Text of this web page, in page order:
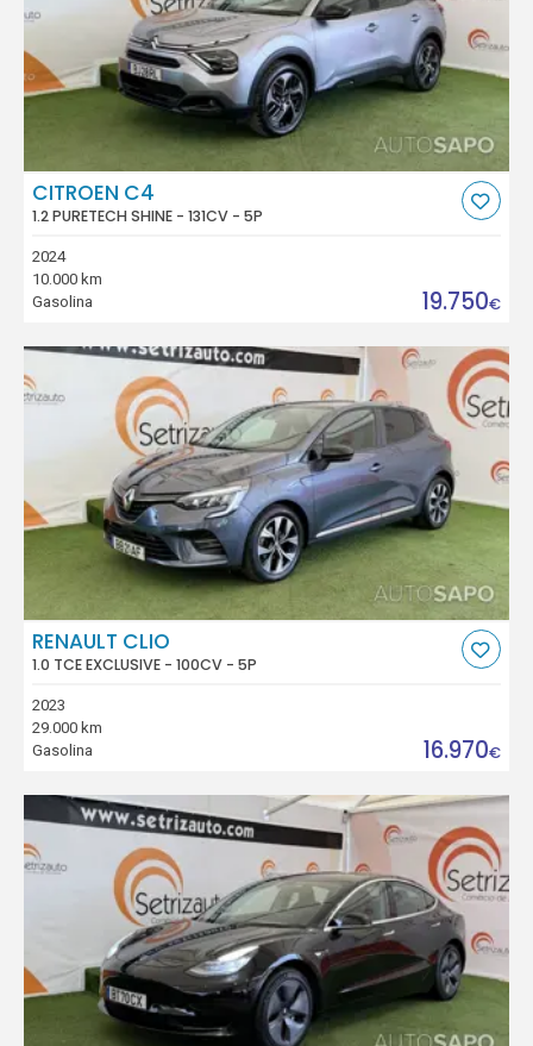
CITROEN C4
1.2 PURETECH SHINE - 131CV - 5P
2024
10.000 km
Gasolina
19.750€
RENAULT CLIO
1.0 TCE EXCLUSIVE - 100CV - 5P
2023
29.000 km
Gasolina
16.970€